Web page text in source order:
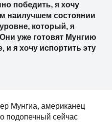
победить, я хочу
наилучшем состоянии
который, я
уже готовят Мунгию
и я хочу испортить эту
Мунгиа, американец
подопечный сейчас